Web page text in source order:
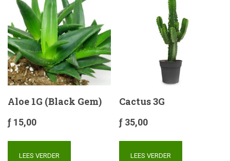
Aloe 1G (Black Gem)
ƒ 15,00
LEES VERDER
Cactus 3G
ƒ 35,00
LEES VERDER